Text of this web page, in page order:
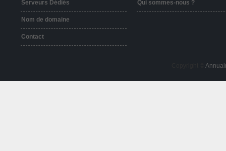
Serveurs Dédiés
Nom de domaine
Contact
Qui sommes-nous ?